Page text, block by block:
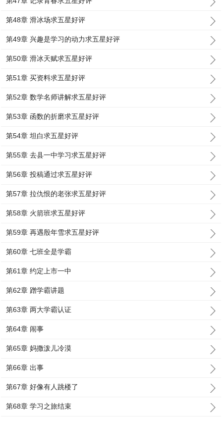
第48章 滑冰场求五星好评
第49章 兴趣是学习的动力求五星好评
第50章 滑冰天赋求五星好评
第51章 买资料求五星好评
第52章 数学名师讲解求五星好评
第53章 函数的折磨求五星好评
第54章 坦白求五星好评
第55章 去县一中学习求五星好评
第56章 投稿通过求五星好评
第57章 拉仇恨的老张求五星好评
第58章 火箭班求五星好评
第59章 再遇殷年雪求五星好评
第60章 七班全是学霸
第61章 约定上市一中
第62章 蹭学霸讲题
第63章 两大学霸认证
第64章 闹事
第65章 妈撒泼儿冷漠
第66章 出事
第67章 好像有人跳楼了
第68章 学习之旅结束